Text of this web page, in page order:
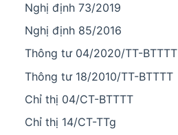
Nghị định 73/2019
Nghị định 85/2016
Thông tư 04/2020/TT-BTTTT
Thông tư 18/2010/TT-BTTTT
Chỉ thị 04/CT-BTTTT
Chỉ thị 14/CT-TTg